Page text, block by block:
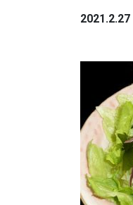
2021.2.27